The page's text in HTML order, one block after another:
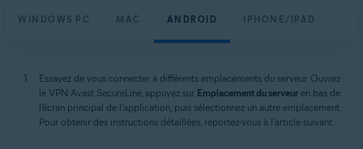
Apple macOS 10.13.x (High Sierra)
WINDOWS PC MAC ANDROID IPHONE/IPAD
Essayez de vous connecter à différents emplacements du serveur. Ouvrez
le VPN Avast SecureLine, appuyez sur Emplacement du serveur en bas de
l'écran principal de l'application, puis sélectionnez un autre emplacement.
Pour obtenir des instructions détaillées, reportez-vous à l'article suivant :